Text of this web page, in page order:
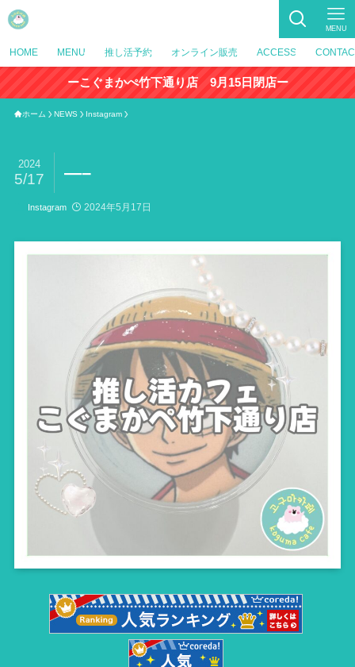
MENU
HOME MENU 推し活予約 オンライン販売 ACCESS
ーこぐまかぺ竹下通り店 9月15日閉店ー
ホーム NEWS Instagram
—–
2024
5/17
Instagram 2024年5月17日